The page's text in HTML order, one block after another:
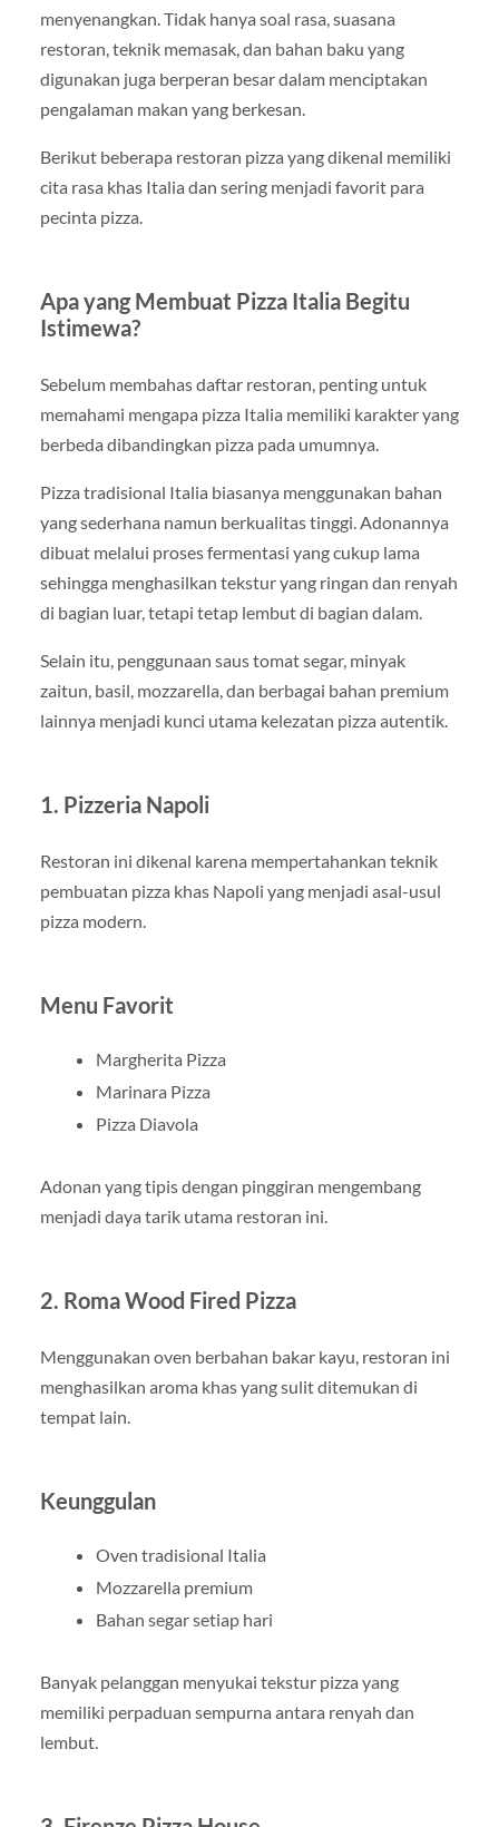
menyenangkan. Tidak hanya soal rasa, suasana
restoran, teknik memasak, dan bahan baku yang
digunakan juga berperan besar dalam menciptakan
pengalaman makan yang berkesan.
Berikut beberapa restoran pizza yang dikenal memiliki
cita rasa khas Italia dan sering menjadi favorit para
pecinta pizza.
Apa yang Membuat Pizza Italia Begitu
Istimewa?
Sebelum membahas daftar restoran, penting untuk
memahami mengapa pizza Italia memiliki karakter yang
berbeda dibandingkan pizza pada umumnya.
Pizza tradisional Italia biasanya menggunakan bahan
yang sederhana namun berkualitas tinggi. Adonannya
dibuat melalui proses fermentasi yang cukup lama
sehingga menghasilkan tekstur yang ringan dan renyah
di bagian luar, tetapi tetap lembut di bagian dalam.
Selain itu, penggunaan saus tomat segar, minyak
zaitun, basil, mozzarella, dan berbagai bahan premium
lainnya menjadi kunci utama kelezatan pizza autentik.
1. Pizzeria Napoli
Restoran ini dikenal karena mempertahankan teknik
pembuatan pizza khas Napoli yang menjadi asal-usul
pizza modern.
Menu Favorit
Margherita Pizza
Marinara Pizza
Pizza Diavola
Adonan yang tipis dengan pinggiran mengembang
menjadi daya tarik utama restoran ini.
2. Roma Wood Fired Pizza
Menggunakan oven berbahan bakar kayu, restoran ini
menghasilkan aroma khas yang sulit ditemukan di
tempat lain.
Keunggulan
Oven tradisional Italia
Mozzarella premium
Bahan segar setiap hari
Banyak pelanggan menyukai tekstur pizza yang
memiliki perpaduan sempurna antara renyah dan
lembut.